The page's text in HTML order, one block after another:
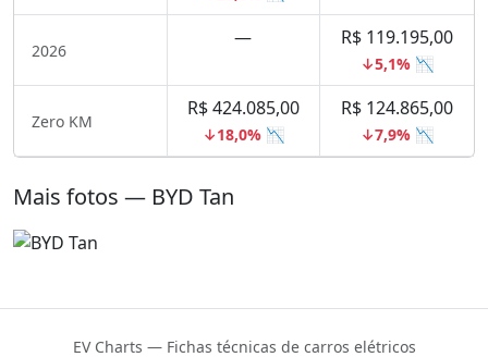
2026
— R$ 119.195,00
↓5,1% 📉
Zero KM
R$ 424.085,00
↓18,0% 📉
R$ 124.865,00
↓7,9% 📉
Mais fotos — BYD Tan
EV Charts — Fichas técnicas de carros elétricos